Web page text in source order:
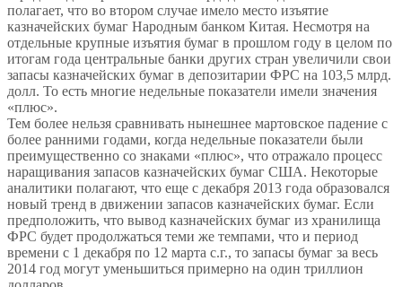
полагает, что во втором случае имело место изъятие
казначейских бумаг Народным банком Китая. Несмотря на
отдельные крупные изъятия бумаг в прошлом году в целом по
итогам года центральные банки других стран увеличили свои
запасы казначейских бумаг в депозитарии ФРС на 103,5 млрд.
долл. То есть многие недельные показатели имели значения
«плюс».
Тем более нельзя сравнивать нынешнее мартовское падение с
более ранними годами, когда недельные показатели были
преимущественно со знаками «плюс», что отражало процесс
наращивания запасов казначейских бумаг США. Некоторые
аналитики полагают, что еще с декабря 2013 года образовался
новый тренд в движении запасов казначейских бумаг. Если
предположить, что вывод казначейских бумаг из хранилища
ФРС будет продолжаться теми же темпами, что и период
времени с 1 декабря по 12 марта с.г., то запасы бумаг за весь
2014 год могут уменьшиться примерно на один триллион